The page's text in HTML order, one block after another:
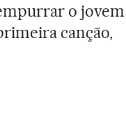
o jovem
canção,